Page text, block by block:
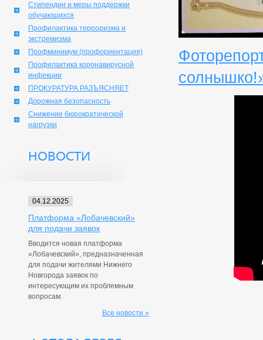
Стипендии и меры поддержки
обучающихся
Профилактика терроризма и
экстремизма
Профминимум (профориентация)
Профилактика коронавирусной
инфекции
ПРОКУРАТУРА РАЗЪЯСНЯЕТ
Дорожная безопасность
Снижение бюрократической
нагрузки
НОВОСТИ
04.12.2025
Платформа «Лобачевский»
для подачи заявок
Вводится новая платформа
«Лобачевский», предназначенная
для подачи жителями Нижнего
Новгорода заявок по
интересующим их проблемным
вопросам.
Все новости »